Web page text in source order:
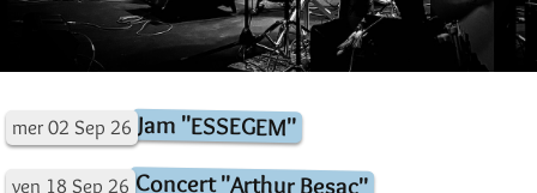
mer 02 Sep 26 Jam "ESSEGEM"
ven 18 Sep 26 Concert "Arthur Besac"